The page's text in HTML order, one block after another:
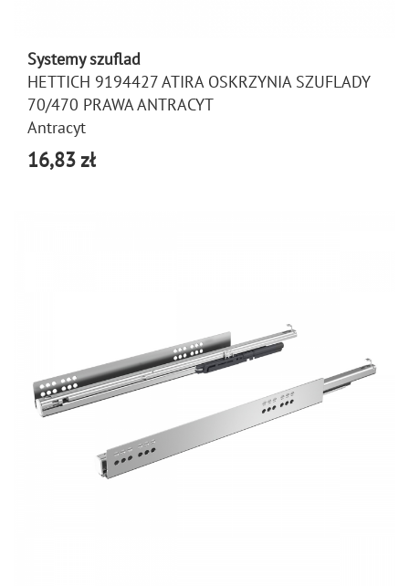
Systemy szuflad
HETTICH 9194427 ATIRA OSKRZYNIA SZUFLADY
70/470 PRAWA ANTRACYT
Antracyt
16,83 zł